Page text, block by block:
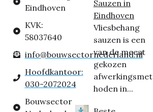
Eindhoven
KVK:
58037640
info@bouwsectornederland.nl
Hoofdkantoor:
030-2072024
Bouwsector
Sauzen in
Eindhoven
Vliesbehang
sauzen is een
van de meest
gekozen
afwerkingsmet
hoden in...